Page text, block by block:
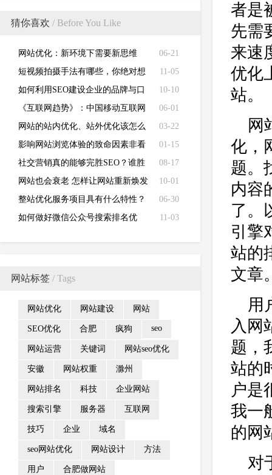
猜你喜欢 / Before You Like
06-21
网站优化：新环境下需要新思维
11-05
短视频拍摄手法有哪些，你绝对想
不到
10-10
如何利用SEO建设企业的品牌与口
碑
06-01
《互联网趋势》：中国移动互联网
腾讯阿里百度称雄
03-22
网站的站内优化、站外优化该怎么
做？
01-15
影响网站浏览体验的致命因素非看
不可
08-17
社交营销真的能够完胜SEO？谁胜
谁负还未定！
10-01
网站也会衰老 怎样让网站重新焕发
青春呢
06-30
整站优化服务项目具有什么特性？
11-03
如何做好微信公众号搜索排名优
网站标签 / Tags
网站优化 网站建设 网站
SEO优化 合肥 疯狗 seo
网站运营 关键词 网站seo优化
安徽 网站权重 滁州
网站排名 科技 企业网站
搜索引擎 服务器 互联网
技巧 企业 域名
seo网站优化 网站设计 方法
用户 合肥做网站
者是
先需
来速
优化
站。
网
化，
题。
内容
了。
引擎
站的
文章
用
入网
题，
站的
户是
我一
的网
对